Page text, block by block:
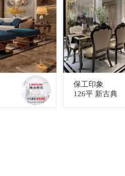
保工印象
126平 新古典